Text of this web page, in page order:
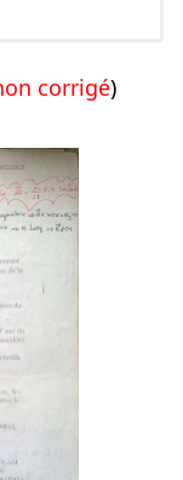
corrigé)